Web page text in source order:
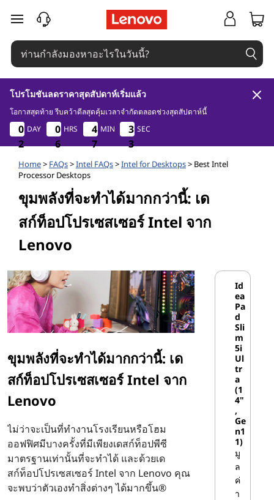
ด
ส
ก์
ท็
ซี
ที่
ใ
ช้
n
t
e
ข้ามไปที่เนื้อหาหลัก
โปรโมชันลดราคาสุดสัปดาห์เริ่มแล้ว
โอกาสสุดท้าย รีบคว้าดีลสุดคุ้มเวลาจำกัดตลอดช่วงสุดสัปดาห์นี้
0
2
0
2
0
2
0
2
DAY
0
6
0
6
0
6
0
6
HRS
4
7
4
7
4
7
4
7
MIN 2
1
3
2
3
1
SEC
Home> FAQs>Intel FAQs>Intel for Desktops> Best Intel
Processor Desktops
ขุมพลังที่จะทําได้มากกว่านี้: เด
สก์ท็อปโปรเซสเซอร์ Intel จาก
Lenovo
ขุมพลังที่จะทําได้มากกว่านี้: เด
สก์ท็อปโปรเซสเซอร์ Intel จาก
Lenovo
ไม่ว่าจะเป็นที่ทํางานโรงเรียนหรือโฮม
ออฟฟิศมีบางครั้งที่มีเพียงเดสก์ท็อปพีซี
มาตรฐานเท่านั้นที่จะทําได้ และด้วยเด
สก์ท็อปโปรเซสเซอร์ Intel จาก Lenovo คุณ
จะพบว่าตัวเองทําสิ่งต่างๆ ได้มากขึ้น®
Id
ea
Pa
d
Sli
m
5i
Ul
tr
a
(1
4"
,
Ge
n1
1)
มู
ล
ค่
า